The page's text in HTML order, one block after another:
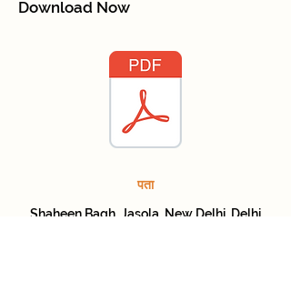
Download Now
पता
Shaheen Bagh, Jasola, New Delhi, Delhi